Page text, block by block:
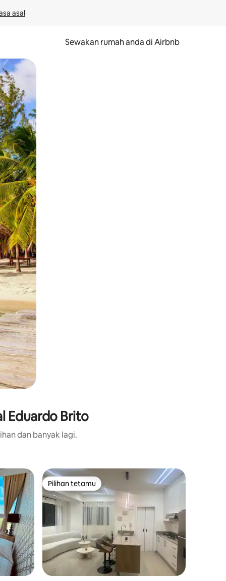
asal
Sewakan rumah anda di Airbnb
Eduardo Brito
dan banyak lagi.
Pilihan tetamu
Pilihan tetamu